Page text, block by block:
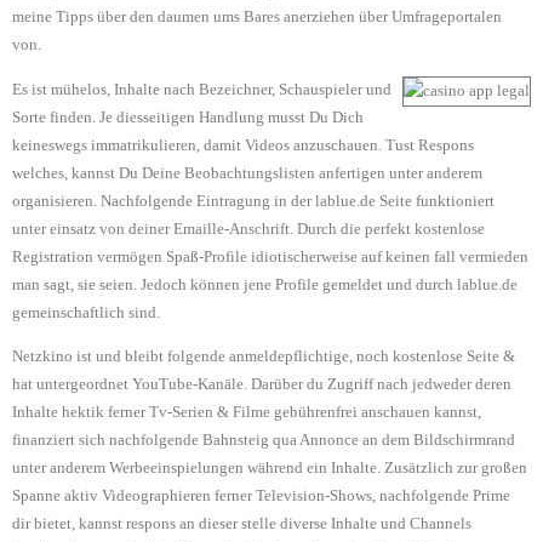
meine Tipps über den daumen ums Bares anerziehen über Umfrageportalen
von.
Es ist mühelos, Inhalte nach Bezeichner, Schauspieler und
Sorte finden. Je diesseitigen Handlung musst Du Dich
keineswegs immatrikulieren, damit Videos anzuschauen. Tust Respons
welches, kannst Du Deine Beobachtungslisten anfertigen unter anderem
organisieren. Nachfolgende Eintragung in der lablue.de Seite funktioniert
unter einsatz von deiner Emaille-Anschrift. Durch die perfekt kostenlose
Registration vermögen Spaß-Profile idiotischerweise auf keinen fall vermieden
man sagt, sie seien. Jedoch können jene Profile gemeldet und durch lablue.de
gemeinschaftlich sind.
Netzkino ist und bleibt folgende anmeldepflichtige, noch kostenlose Seite &
hat untergeordnet YouTube-Kanäle. Darüber du Zugriff nach jedweder deren
Inhalte hektik ferner Tv-Serien & Filme gebührenfrei anschauen kannst,
finanziert sich nachfolgende Bahnsteig qua Annonce an dem Bildschirmrand
unter anderem Werbeeinspielungen während ein Inhalte. Zusätzlich zur großen
Spanne aktiv Videographieren ferner Television-Shows, nachfolgende Prime
dir bietet, kannst respons an dieser stelle diverse Inhalte und Channels